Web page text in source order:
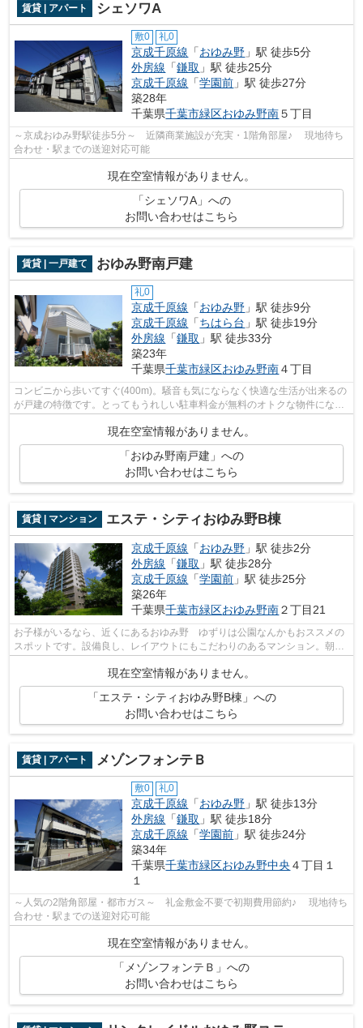
賃貸 | アパート シェソワA
敷0 礼0
京成千原線 「おゆみ野 」駅 徒歩5分
外房線 「鎌取 」駅 徒歩25分
京成千原線 「学園前 」駅 徒歩27分
築28年
千葉県千葉市緑区おゆみ野南５丁目
～京成おゆみ野駅徒歩5分～ 近隣商業施設が充実・1階角部屋♪ 現地待ち
合わせ・駅までの送迎対応可能
現在空室情報がありません。
「シェソワA」への
お問い合わせはこちら
賃貸 | 一戸建て おゆみ野南戸建
礼0
京成千原線 「おゆみ野 」駅 徒歩9分
京成千原線 「ちはら台 」駅 徒歩19分
外房線 「鎌取 」駅 徒歩33分
築23年
千葉県千葉市緑区おゆみ野南４丁目
コンビニから歩いてすぐ(400m)。騒音も気にならなく快適な生活が出来るの
が戸建の特徴です。とってもうれしい駐車料金が無料のオトクな物件になり
ます。クロゼットのあるこの一戸建て...
現在空室情報がありません。
「おゆみ野南戸建」への
お問い合わせはこちら
賃貸 | マンション エステ・シティおゆみ野B棟
京成千原線 「おゆみ野 」駅 徒歩2分
外房線 「鎌取 」駅 徒歩28分
京成千原線 「学園前 」駅 徒歩25分
築26年
千葉県千葉市緑区おゆみ野南２丁目21
お子様がいるなら、近くにあるおゆみ野 ゆずりは公園なんかもおススメの
スポットです。設備良し、レイアウトにもこだわりのあるマンション。朝の
通勤がラクラク、2沿線が利用しやすい...
現在空室情報がありません。
「エステ・シティおゆみ野B棟」への
お問い合わせはこちら
賃貸 | アパート メゾンフォンテＢ
敷0 礼0
京成千原線 「おゆみ野 」駅 徒歩13分
外房線 「鎌取 」駅 徒歩18分
京成千原線 「学園前 」駅 徒歩24分
築34年
千葉県千葉市緑区おゆみ野中央 ４丁目１
１
～人気の2階角部屋・都市ガス～ 礼金敷金不要で初期費用節約♪ 現地待ち
合わせ・駅までの送迎対応可能
現在空室情報がありません。
「メゾンフォンテＢ」への
お問い合わせはこちら